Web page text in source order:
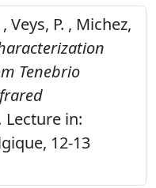
Veys, P. , Michez,
Tenebrio
Lecture in:
12-13